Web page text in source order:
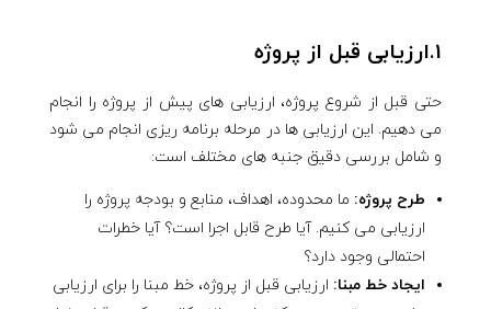
1.ارزیابی قبل از پروژه
حتی قبل از شروع پروژه، ارزیابی های پیش از پروژه را انجام
می دهیم. این ارزیابی ها در مرحله برنامه ریزی انجام می شود
و شامل بررسی دقیق جنبه های مختلف است:
طرح پروژه: ما محدوده، اهداف، منابع و بودجه پروژه را
ارزیابی می کنیم. آیا طرح قابل اجرا است؟ آیا خطرات
احتمالی وجود دارد؟
ایجاد خط مبنا: ارزیابی قبل از پروژه، خط مبنا را برای ارزیابی